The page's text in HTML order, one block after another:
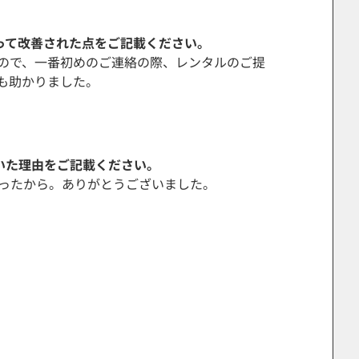
改善された点をご記載ください。
で、一番初めのご連絡の際、レンタルのご提
かりました。
理由をご記載ください。
たから。ありがとうございました。